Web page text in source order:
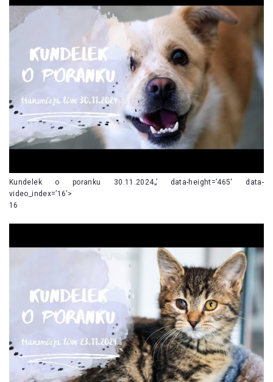
Kundelek o poranku 30.11.2024„’ data-height=’465′ data-
video_index=’16’>
16